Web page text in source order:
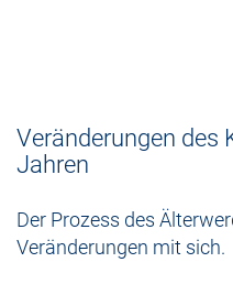
Veränderungen des
Jahren
Der Prozess des
Veränderungen mit sich.